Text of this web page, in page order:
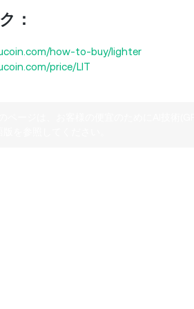
：
how-to-buy/lighter
price/LIT